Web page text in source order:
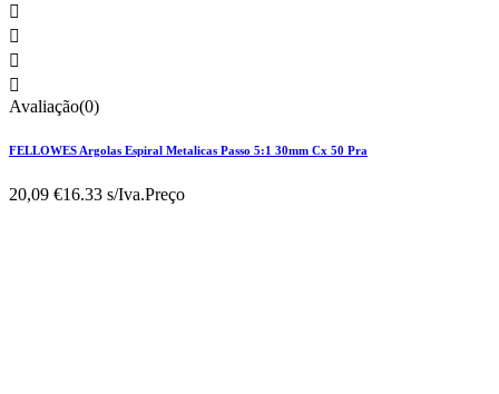




Avaliação(0)
FELLOWES Argolas Espiral Metalicas Passo 5:1 30mm Cx 50 Pra
20,09 €16.33 s/Iva.Preço